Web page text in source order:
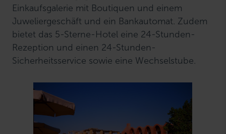
Einkaufsgalerie mit Boutiquen und einem
Juweliergeschäft und ein Bankautomat. Zudem
bietet das 5-Sterne-Hotel eine 24-Stunden-
Rezeption und einen 24-Stunden-
Sicherheitsservice sowie eine Wechselstube.